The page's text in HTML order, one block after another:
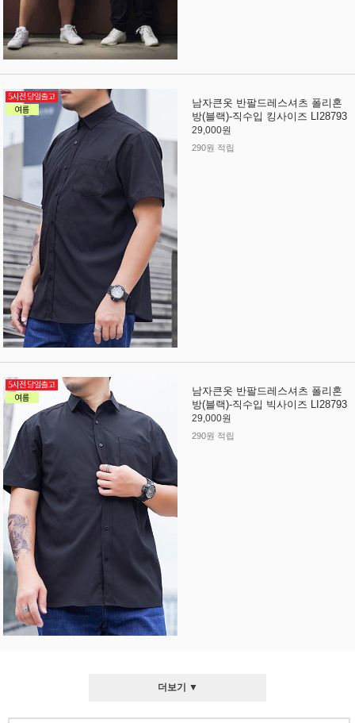
남자큰옷 반팔드레스셔츠 폴리혼
방(블랙)-직수입 킹사이즈 LI28793
29,000원
290원 적립
남자큰옷 반팔드레스셔츠 폴리혼
방(블랙)-직수입 빅사이즈 LI28793
29,000원
290원 적립
더보기 ▼